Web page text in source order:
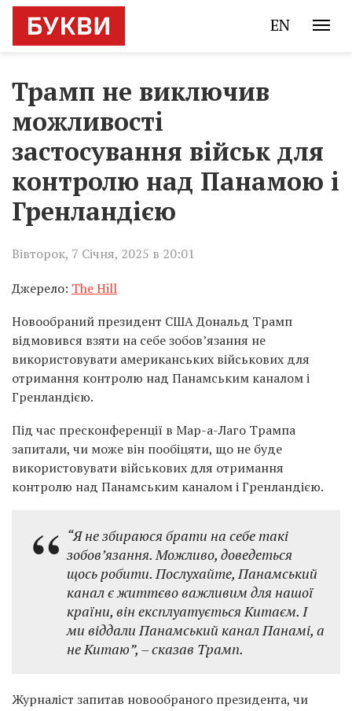
EN
Трамп не виключив
можливості
застосування військ для
контролю над Панамою і
Гренландією
Вівторок, 7 Січня, 2025 в 20:01
Джерело: The Hill
Новообраний президент США Дональд Трамп
відмовився взяти на себе зобов’язання не
використовувати американських військових для
отримання контролю над Панамським каналом і
Гренландією.
Під час пресконференції в Мар-а-Лаго Трампа
запитали, чи може він пообіцяти, що не буде
використовувати військових для отримання
контролю над Панамським каналом і Гренландією.
“Я не збираюся брати на себе такі
зобов’язання. Можливо, доведеться
щось робити. Послухайте, Панамський
канал є життєво важливим для нашої
країни, він експлуатується Китаєм. І
ми віддали Панамський канал Панамі, а
не Китаю”, – сказав Трамп.
Журналіст запитав новообраного президента, чи